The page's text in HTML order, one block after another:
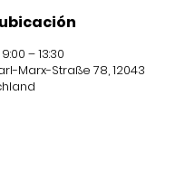
– 13:30
Marx-Straße 78, 12043